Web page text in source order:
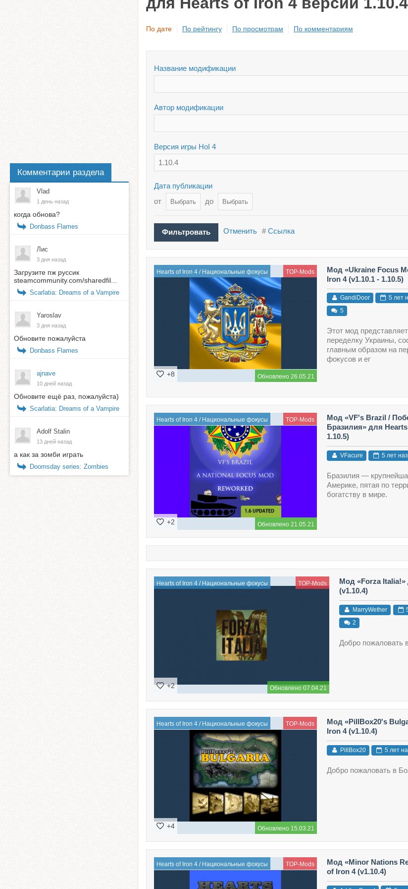
По дате По рейтингу По просмотрам По комментариям
Название модификации
Автор модификации
Версия игры HoI 4
1.10.4
Дата публикации
от
до
Отменить #Ссылка
Hearts of Iron 4 / Национальные фокусы TOP-Mods
Обновлено 26.05.21
+8
Мод «Ukraine Focus
Iron 4 (v1.10.1 - 1.10.5)
GandiDoor 5 лет
5
Этот мод
переделку Украины,
главным образом на
фокусов и ег
Hearts of Iron 4 / Национальные фокусы TOP-Mods
Обновлено 21.05.21
+2
Мод «VF's Brazil /
Бразилия» для
1.10.5)
VFacure 5 лет
Бразилия —
Америке, пятая по
богатству в мире.
Hearts of Iron 4 / Национальные фокусы TOP-Mods
Обновлено 07.04.21
+2
Мод «Forza
(v1.10.4)
MarryWether
2
Добро пожаловать
Hearts of Iron 4 / Национальные фокусы TOP-Mods
Обновлено 15.03.21
+4
Мод «PillBox20's
Iron 4 (v1.10.4)
PillBox20 5 лет
Добро пожаловать в
Hearts of Iron 4 / Национальные фокусы TOP-Mods
Мод «Minor Nations
of Iron 4 (v1.10.4)
Комментарии раздела
Vlad
1 день назад
когда обнова?
Donbass Flames
Лис
3 дня назад
Загрузите пж руссик
steamcommunity.com/sharedfil...
Scarlatia: Dreams of a Vampire
Yaroslav
3 дня назад
Обновите пожалуйста
Donbass Flames
ajnave
10 дней назад
Обновите ещё раз, пожалуйста)
Scarlatia: Dreams of a Vampire
Adolf Stalin
13 дней назад
а как за зомби играть
Doomsday series: Zombies